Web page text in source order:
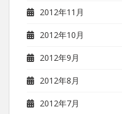
2012年11月
2012年10月
2012年9月
2012年8月
2012年7月